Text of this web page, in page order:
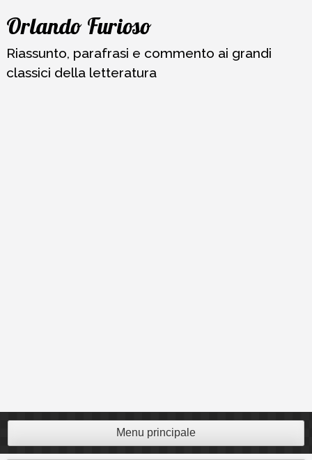
Vai
contenuto
Orlando Furioso
Riassunto, parafrasi e commento ai grandi
classici della letteratura
Menu principale